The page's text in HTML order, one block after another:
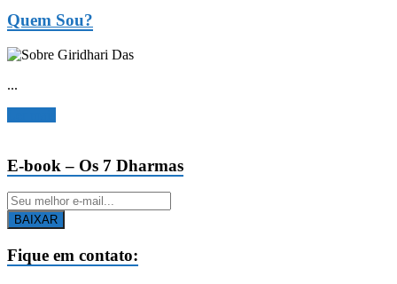
Quem Sou?
...
E-book – Os 7 Dharmas
BAIXAR
Fique em contato: